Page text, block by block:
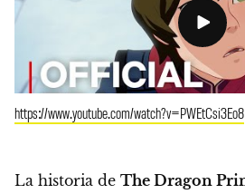
https://www.youtube.com/watch?v=PWEtCsi3Eo8
La historia de The Dragon